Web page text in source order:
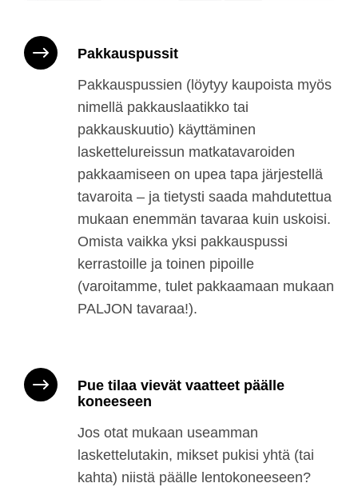
Pakkauspussit
Pakkauspussien (löytyy kaupoista myös
nimellä pakkauslaatikko tai
pakkauskuutio) käyttäminen
laskettelureissun matkatavaroiden
pakkaamiseen on upea tapa järjestellä
tavaroita – ja tietysti saada mahdutettua
mukaan enemmän tavaraa kuin uskoisi.
Omista vaikka yksi pakkauspussi
kerrastoille ja toinen pipoille
(varoitamme, tulet pakkaamaan mukaan
PALJON tavaraa!).
Pue tilaa vievät vaatteet päälle
koneeseen
Jos otat mukaan useamman
laskettelutakin, mikset pukisi yhtä (tai
kahta) niistä päälle lentokoneeseen?